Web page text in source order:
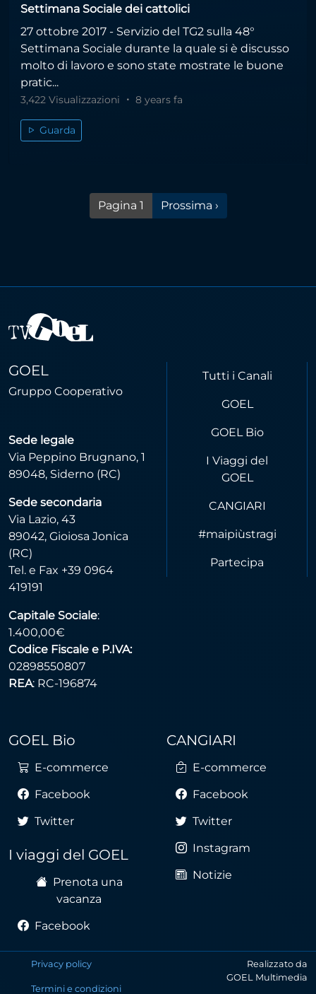
Settimana Sociale dei cattolici
27 ottobre 2017 - Servizio del TG2 sulla 48°
Settimana Sociale durante la quale si è discusso
molto di lavoro e sono state mostrate le buone
pratic...
3,422 Visualizzazioni 8 years fa
Guarda
Pagina 1 Pagina successiva
Prossima ›
GOEL
Gruppo Cooperativo
Sede legale
Via Peppino Brugnano, 1
89048, Siderno (RC)
Sede secondaria
Via Lazio, 43
89042, Gioiosa Jonica
(RC)
Tel. e Fax +39 0964
419191
Capitale Sociale:
1.400,00€
Codice Fiscale e P.IVA:
02898550807
REA: RC-196874
Tutti i Canali
GOEL
GOEL Bio
I Viaggi del
GOEL
CANGIARI
#maipiùstragi
Partecipa
GOEL Bio
E-commerce
Facebook
Twitter
I viaggi del GOEL
Prenota una
vacanza
Facebook
CANGIARI
E-commerce
Facebook
Twitter
Instagram
Notizie
Privacy policy
Termini e condizioni
Realizzato da
GOEL Multimedia